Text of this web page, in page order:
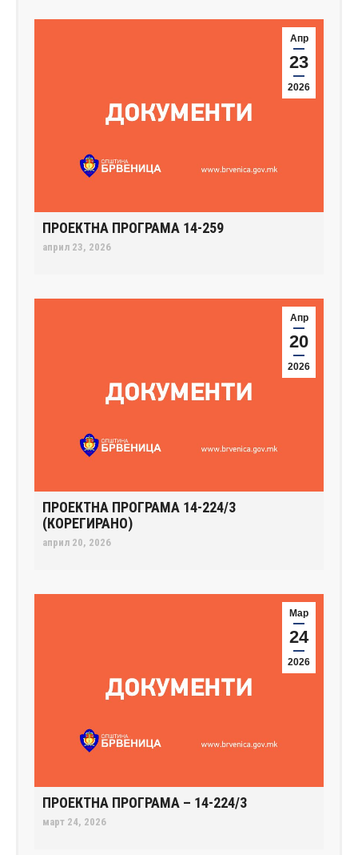
Апр
23
2026
ПРОЕКТНА ПРОГРАМА 14-259
април 23, 2026
Апр
20
2026
ПРОЕКТНА ПРОГРАМА 14-224/3
(КОРЕГИРАНО)
април 20, 2026
Мар
24
2026
ПРОЕКТНА ПРОГРАМА – 14-224/3
март 24, 2026